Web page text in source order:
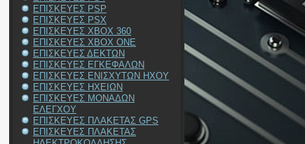
ΕΠΙΣΚΕΥΕΣ PSP
ΕΠΙΣΚΕΥΕΣ PSX
ΕΠΙΣΚΕΥΕΣ XBOX 360
ΕΠΙΣΚΕΥΕΣ XBOX ONE
ΕΠΙΣΚΕΥΕΣ ΔΕΚΤΩΝ
ΕΠΙΣΚΕΥΕΣ ΕΓΚΕΦΑΛΩΝ
ΕΠΙΣΚΕΥΕΣ ΕΝΙΣΧΥΤΩΝ ΗΧΟΥ
ΕΠΙΣΚΕΥΕΣ ΗΧΕΙΩΝ
ΕΠΙΣΚΕΥΕΣ ΜΟΝΑΔΩΝ
ΕΛΕΓΧΟΥ
ΕΠΙΣΚΕΥΕΣ ΠΛΑΚΕΤΑΣ GPS
ΕΠΙΣΚΕΥΕΣ ΠΛΑΚΕΤΑΣ